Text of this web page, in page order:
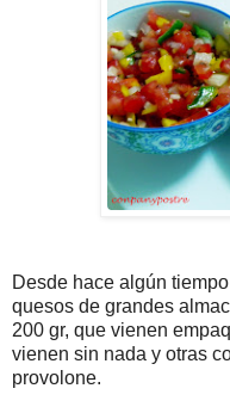
Desde hace algún
quesos de grandes
200 gr, que vienen
vienen sin nada y otras
provolone.